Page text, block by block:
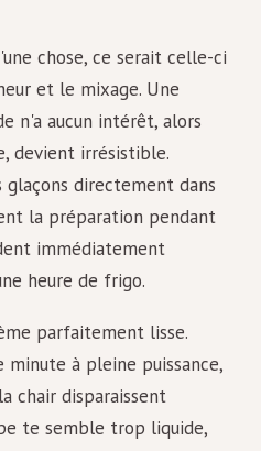
chose, ce serait celle-ci
et le mixage. Une
n'a aucun intérêt, alors
devient irrésistible.
glaçons directement dans
la préparation pendant
immédiatement
heure de frigo.
parfaitement lisse.
minute à pleine puissance,
chair disparaissent
te semble trop liquide,